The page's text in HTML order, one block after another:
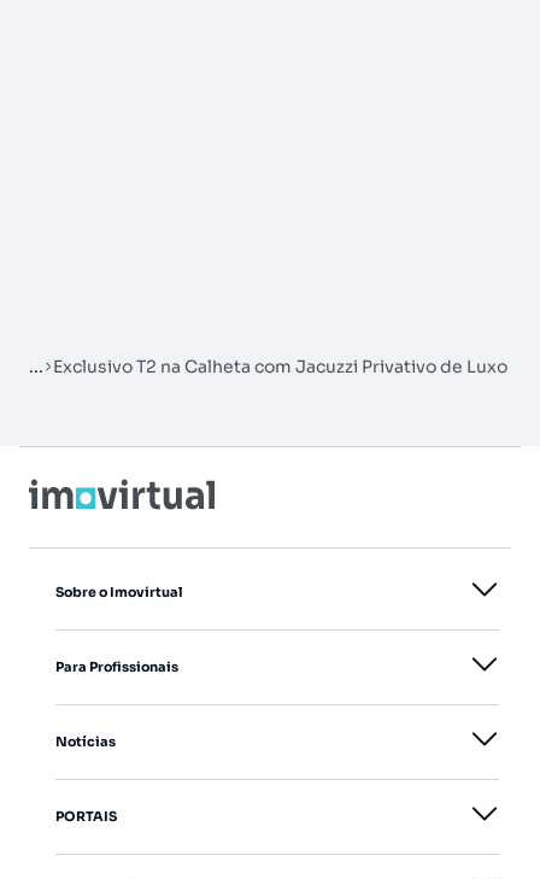
... Exclusivo T2 na Calheta com Jacuzzi Privativo de Luxo
Sobre o Imovirtual
Para Profissionais
Notícias
PORTAIS